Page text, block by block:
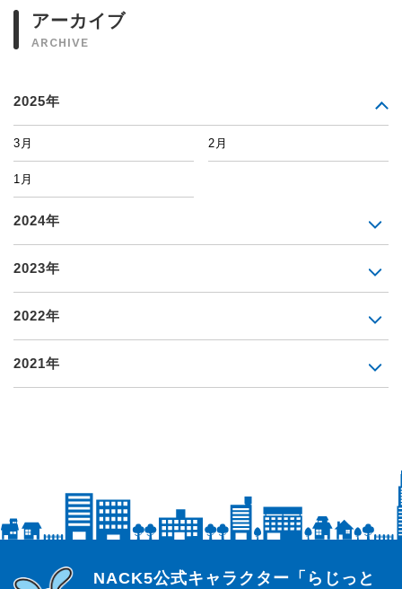
アーカイブ
ARCHIVE
2025年
3月 2月
1月
2024年
2023年
2022年
2021年
らじっと君
NACK5公式キャラクター「らじっと